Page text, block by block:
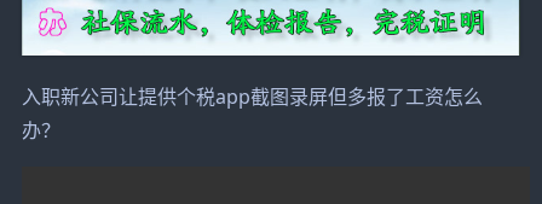
入职新公司让提供个税app截图录屏但多报了工资怎么
办？